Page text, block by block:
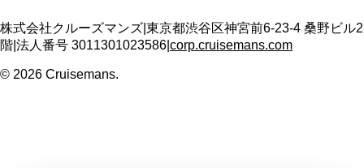
株式会社クルーズマンズ 東京都渋谷区神宮前6-23-4 桑野ビル2
階 法人番号 3011301023586 corp.cruisemans.com
© 2026 Cruisemans.